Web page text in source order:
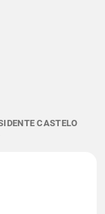
CASTELO